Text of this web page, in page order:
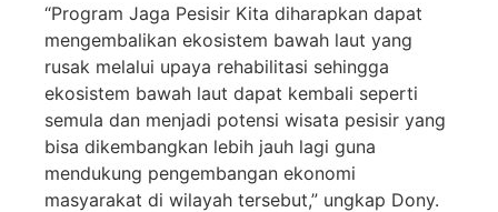
“Program Jaga Pesisir Kita diharapkan dapat
mengembalikan ekosistem bawah laut yang
rusak melalui upaya rehabilitasi sehingga
ekosistem bawah laut dapat kembali seperti
semula dan menjadi potensi wisata pesisir yang
bisa dikembangkan lebih jauh lagi guna
mendukung pengembangan ekonomi
masyarakat di wilayah tersebut,” ungkap Dony.